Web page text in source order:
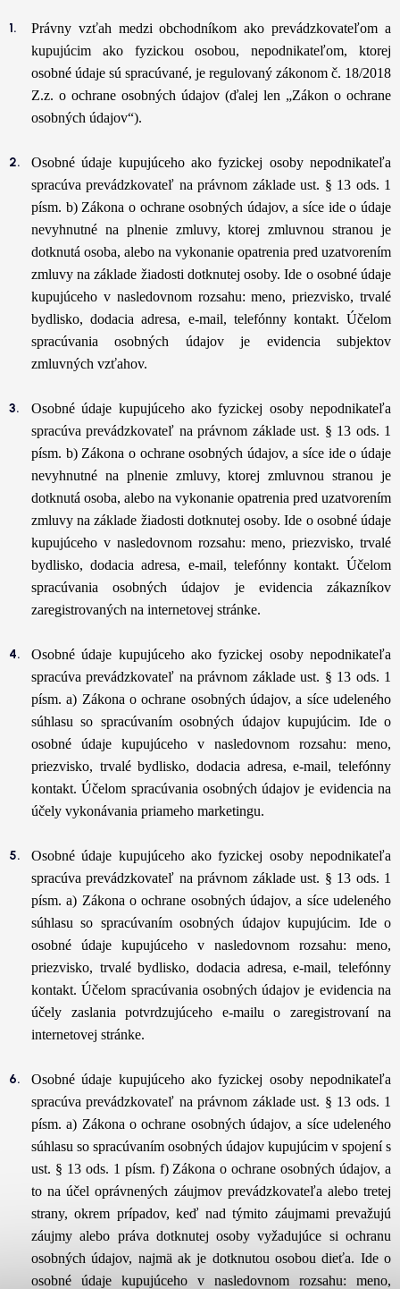
Právny vzťah medzi obchodníkom ako prevádzkovateľom a
kupujúcim ako fyzickou osobou, nepodnikateľom, ktorej
osobné údaje sú spracúvané, je regulovaný zákonom č. 18/2018
Z.z. o ochrane osobných údajov (ďalej len „Zákon o ochrane
osobných údajov“).
Osobné údaje kupujúceho ako fyzickej osoby nepodnikateľa
spracúva prevádzkovateľ na právnom základe ust. § 13 ods. 1
písm. b) Zákona o ochrane osobných údajov, a síce ide o údaje
nevyhnutné na plnenie zmluvy, ktorej zmluvnou stranou je
dotknutá osoba, alebo na vykonanie opatrenia pred uzatvorením
zmluvy na základe žiadosti dotknutej osoby. Ide o osobné údaje
kupujúceho v nasledovnom rozsahu: meno, priezvisko, trvalé
bydlisko, dodacia adresa, e-mail, telefónny kontakt. Účelom
spracúvania osobných údajov je evidencia subjektov
zmluvných vzťahov.
Osobné údaje kupujúceho ako fyzickej osoby nepodnikateľa
spracúva prevádzkovateľ na právnom základe ust. § 13 ods. 1
písm. b) Zákona o ochrane osobných údajov, a síce ide o údaje
nevyhnutné na plnenie zmluvy, ktorej zmluvnou stranou je
dotknutá osoba, alebo na vykonanie opatrenia pred uzatvorením
zmluvy na základe žiadosti dotknutej osoby. Ide o osobné údaje
kupujúceho v nasledovnom rozsahu: meno, priezvisko, trvalé
bydlisko, dodacia adresa, e-mail, telefónny kontakt. Účelom
spracúvania osobných údajov je evidencia zákazníkov
zaregistrovaných na internetovej stránke.
Osobné údaje kupujúceho ako fyzickej osoby nepodnikateľa
spracúva prevádzkovateľ na právnom základe ust. § 13 ods. 1
písm. a) Zákona o ochrane osobných údajov, a síce udeleného
súhlasu so spracúvaním osobných údajov kupujúcim. Ide o
osobné údaje kupujúceho v nasledovnom rozsahu: meno,
priezvisko, trvalé bydlisko, dodacia adresa, e-mail, telefónny
kontakt. Účelom spracúvania osobných údajov je evidencia na
účely vykonávania priameho marketingu.
Osobné údaje kupujúceho ako fyzickej osoby nepodnikateľa
spracúva prevádzkovateľ na právnom základe ust. § 13 ods. 1
písm. a) Zákona o ochrane osobných údajov, a síce udeleného
súhlasu so spracúvaním osobných údajov kupujúcim. Ide o
osobné údaje kupujúceho v nasledovnom rozsahu: meno,
priezvisko, trvalé bydlisko, dodacia adresa, e-mail, telefónny
kontakt. Účelom spracúvania osobných údajov je evidencia na
účely zaslania potvrdzujúceho e-mailu o zaregistrovaní na
internetovej stránke.
Osobné údaje kupujúceho ako fyzickej osoby nepodnikateľa
spracúva prevádzkovateľ na právnom základe ust. § 13 ods. 1
písm. a) Zákona o ochrane osobných údajov, a síce udeleného
súhlasu so spracúvaním osobných údajov kupujúcim v spojení s
ust. § 13 ods. 1 písm. f) Zákona o ochrane osobných údajov, a
to na účel oprávnených záujmov prevádzkovateľa alebo tretej
strany, okrem prípadov, keď nad týmito záujmami prevažujú
záujmy alebo práva dotknutej osoby vyžadujúce si ochranu
osobných údajov, najmä ak je dotknutou osobou dieťa. Ide o
osobné údaje kupujúceho v nasledovnom rozsahu: meno,